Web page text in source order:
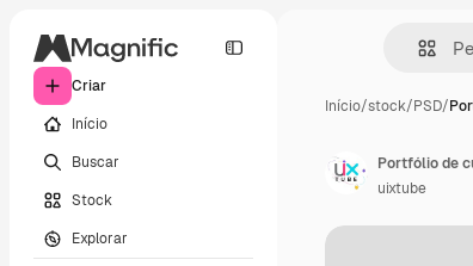
Criar
Início
Buscar
Stock
Explorar
Início/stock/PSD/
Portfólio de
uixtube